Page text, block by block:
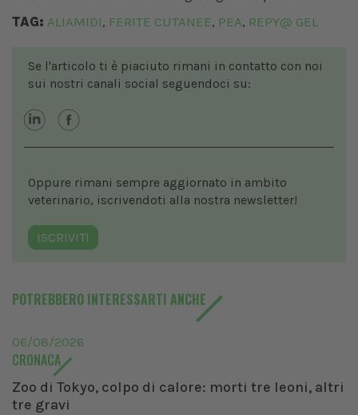
TAG: ALIAMIDI, FERITE CUTANEE, PEA, REPY@ GEL
Se l'articolo ti è piaciuto rimani in contatto con noi
sui nostri canali social seguendoci su:
Oppure rimani sempre aggiornato in ambito
veterinario, iscrivendoti alla nostra newsletter!
ISCRIVITI
POTREBBERO INTERESSARTI ANCHE
06/08/2026
CRONACA
Zoo di Tokyo, colpo di calore: morti tre leoni, altri
tre gravi